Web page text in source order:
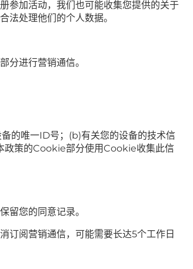
参加活动，我们也可能收集您提供的关于
法处理他们的个人数据。
分进行营销通信。
的唯一ID号；(b)有关您的设备的技术信
政策的Cookie部分使用Cookie收集此信
留您的同意记录。
订阅营销通信，可能需要长达5个工作日